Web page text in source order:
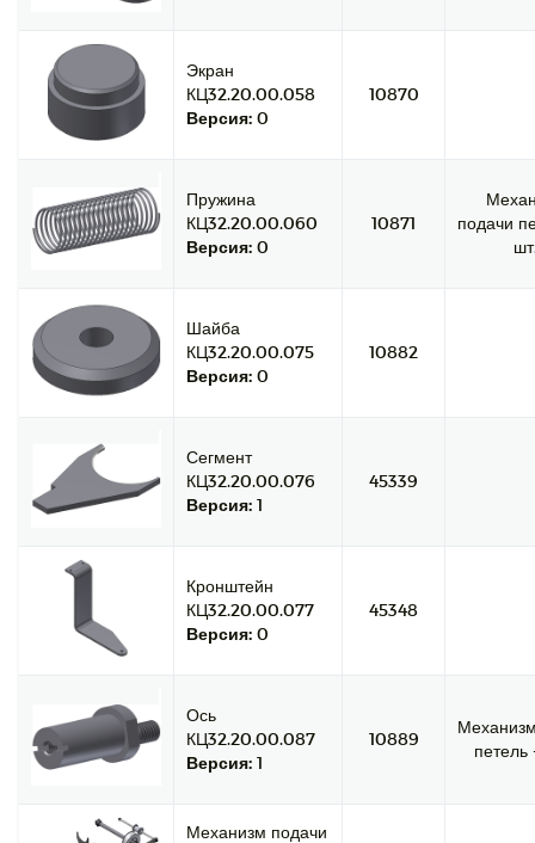
Экран
КЦ32.20.00.058
Версия: 0
10870
Пружина
КЦ32.20.00.060
Версия: 0
10871
подачи
Шайба
КЦ32.20.00.075
Версия: 0
10882
Сегмент
КЦ32.20.00.076
Версия: 1
45339
Кронштейн
КЦ32.20.00.077
Версия: 0
45348
Ось
КЦ32.20.00.087
Версия: 1
10889
петель
Механизм подачи